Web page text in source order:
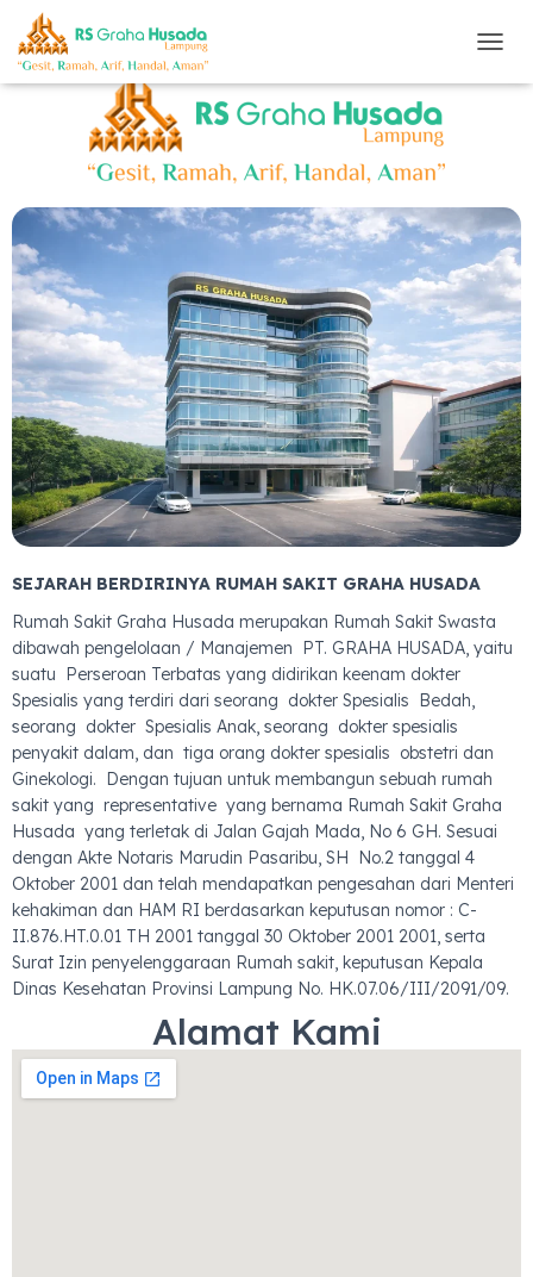
O
V
I
G
A
S
I
SEJARAH BERDIRINYA RUMAH SAKIT GRAHA HUSADA
Rumah Sakit Graha Husada merupakan Rumah Sakit Swasta
dibawah pengelolaan / Manajemen PT. GRAHA HUSADA, yaitu
suatu Perseroan Terbatas yang didirikan keenam dokter
Spesialis yang terdiri dari seorang dokter Spesialis Bedah,
seorang dokter Spesialis Anak, seorang dokter spesialis
penyakit dalam, dan tiga orang dokter spesialis obstetri dan
Ginekologi. Dengan tujuan untuk membangun sebuah rumah
sakit yang representative yang bernama Rumah Sakit Graha
Husada yang terletak di Jalan Gajah Mada, No 6 GH. Sesuai
dengan Akte Notaris Marudin Pasaribu, SH No.2 tanggal 4
Oktober 2001 dan telah mendapatkan pengesahan dari Menteri
kehakiman dan HAM RI berdasarkan keputusan nomor : C-
II.876.HT.0.01 TH 2001 tanggal 30 Oktober 2001 2001, serta
Surat Izin penyelenggaraan Rumah sakit, keputusan Kepala
Dinas Kesehatan Provinsi Lampung No. HK.07.06/III/2091/09.
Alamat Kami